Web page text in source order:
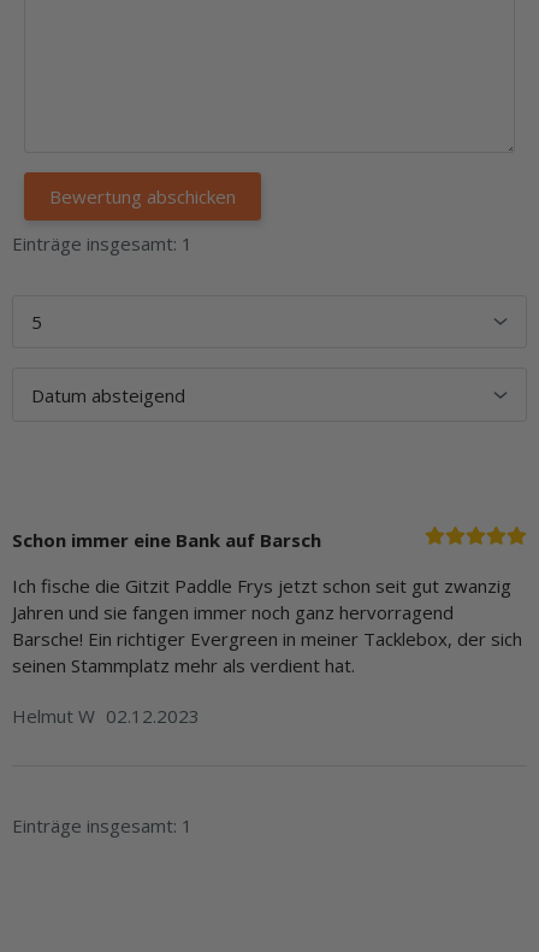
Einträge insgesamt: 1
Schon immer eine Bank auf Barsch
Ich fische die Gitzit Paddle Frys jetzt schon seit gut zwanzig
Jahren und sie fangen immer noch ganz hervorragend
Barsche! Ein richtiger Evergreen in meiner Tacklebox, der sich
seinen Stammplatz mehr als verdient hat.
Helmut W 02.12.2023
Einträge insgesamt: 1